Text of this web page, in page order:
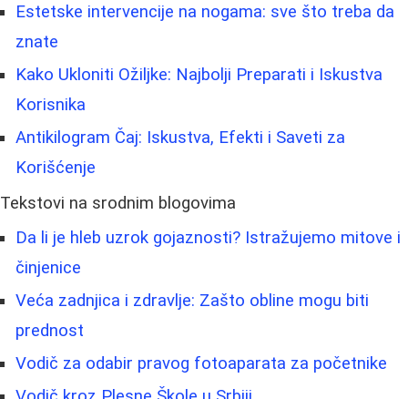
Estetske intervencije na nogama: sve što treba da
znate
Kako Ukloniti Ožiljke: Najbolji Preparati i Iskustva
Korisnika
Antikilogram Čaj: Iskustva, Efekti i Saveti za
Korišćenje
Tekstovi na srodnim blogovima
Da li je hleb uzrok gojaznosti? Istražujemo mitove i
činjenice
Veća zadnjica i zdravlje: Zašto obline mogu biti
prednost
Vodič za odabir pravog fotoaparata za početnike